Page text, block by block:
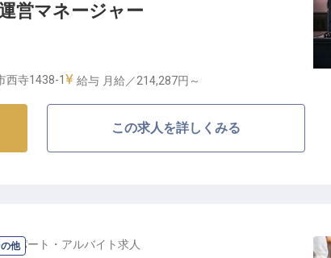
スキルアップを全面的にサポート。
ルも身につけられる教育体制を整えています。
わず評価される風土があります。
価を得たい方にぴったりの環境です。
テルの価値をさらに高めていきませんか？
営マネージャー
験を提供する注目のホテルブランドです。
クノロジーを取り入れながらも、温かみのある
西寺1438-1 給与 月給／214,287円～
この求人を詳しくみる
他
/パート・アルバイト求人